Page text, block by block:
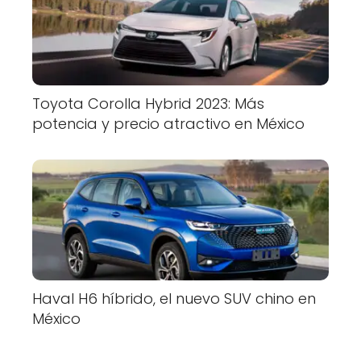
Toyota Corolla Hybrid 2023: Más
potencia y precio atractivo en México
Haval H6 híbrido, el nuevo SUV chino en
México